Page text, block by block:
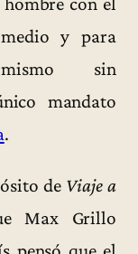
y para
sin
mandato
.
de Viaje a
Max Grillo